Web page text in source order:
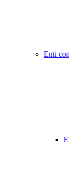
Enti